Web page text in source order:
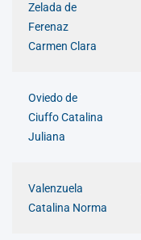
Zelada de
Ferenaz
Carmen Clara
Oviedo de
Ciuffo Catalina
Juliana
Valenzuela
Catalina Norma